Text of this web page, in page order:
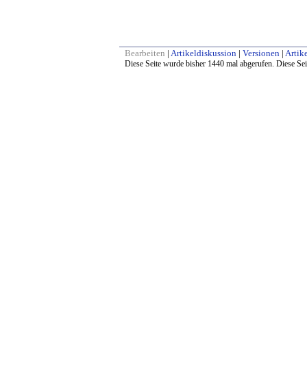
Bearbeiten | Artikeldiskussion | Versionen |
Diese Seite wurde bisher 1440 mal abgerufen. Diese